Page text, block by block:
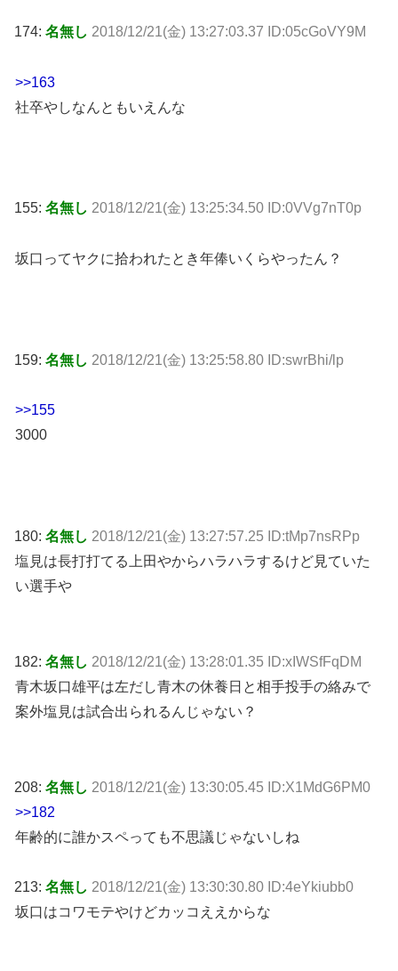
174: 名無し 2018/12/21(金) 13:27:03.37 ID:05cGoVY9M
>>163
社卒やしなんともいえんな
155: 名無し 2018/12/21(金) 13:25:34.50 ID:0VVg7nT0p
坂口ってヤクに拾われたとき年俸いくらやったん？
159: 名無し 2018/12/21(金) 13:25:58.80 ID:swrBhi/lp
>>155
3000
180: 名無し 2018/12/21(金) 13:27:57.25 ID:tMp7nsRPp
塩見は長打打てる上田やからハラハラするけど見ていた
い選手や
182: 名無し 2018/12/21(金) 13:28:01.35 ID:xIWSfFqDM
青木坂口雄平は左だし青木の休養日と相手投手の絡みで
案外塩見は試合出られるんじゃない？
208: 名無し 2018/12/21(金) 13:30:05.45 ID:X1MdG6PM0
>>182
年齢的に誰かスペっても不思議じゃないしね
213: 名無し 2018/12/21(金) 13:30:30.80 ID:4eYkiubb0
坂口はコワモテやけどカッコええからな